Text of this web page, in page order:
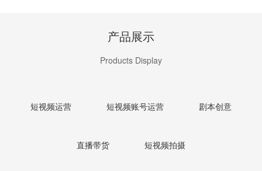
产品展示
Products Display
短视频运营 短视频账号运营 剧本创意
直播带货 短视频拍摄